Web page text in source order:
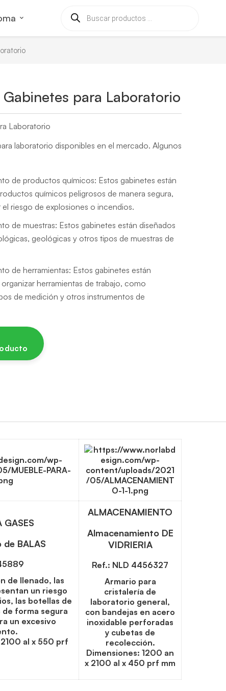
para Laboratorio
Laboratorio
laboratorio disponibles en el mercado. Algunos
de productos químicos: Estos gabinetes están
químicos peligrosos de manera segura,
riesgo de explosiones o incendios.
de muestras: Estos gabinetes están diseñados
geológicas y otros tipos de muestras de
de herramientas: Estos gabinetes están
herramientas de trabajo, como
de medición y otros instrumentos de
GASES
BALAS
de llenado, las
un riesgo
las botellas de
forma segura
un excesivo
al x 550 prf
ALMACENAMIENTO
Almacenamiento DE
VIDRIERIA
Ref.: NLD 4456327
Armario para
cristalería de
laboratorio general,
con bandejas en acero
inoxidable perforadas
y cubetas de
recolección.
Dimensiones: 1200 an
x 2100 al x 450 prf mm